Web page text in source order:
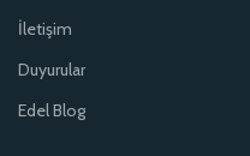
İletişim
Duyurular
Edel Blog